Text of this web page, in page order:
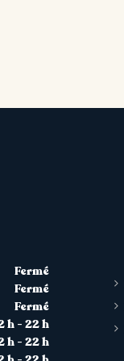
Fermé
Fermé
Fermé
h - 22 h
h - 22 h